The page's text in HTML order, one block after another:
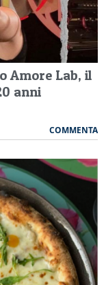
Amore Lab, il
anni
COMMENTA